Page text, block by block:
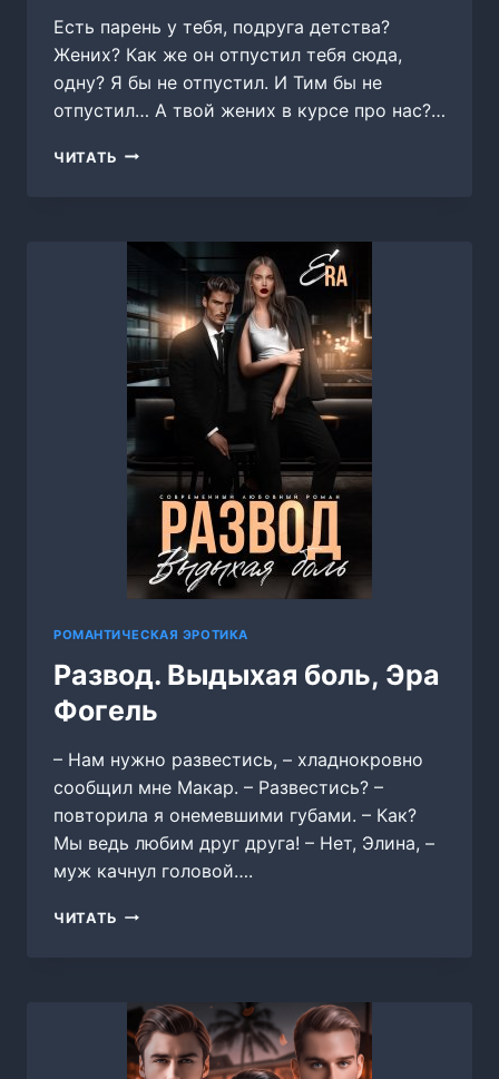
Есть парень у тебя, подруга детства?
Жених? Как же он отпустил тебя сюда,
одну? Я бы не отпустил. И Тим бы не
отпустил… А твой жених в курсе про нас?…
ЧИТАТЬ ТОЛЬКО
ЗАЙЦЕВА
РОМАНТИЧЕСКАЯ ЭРОТИКА
Развод. Выдыхая боль, Эра
Фогель
– Нам нужно развестись, – хладнокровно
сообщил мне Макар. – Развестись? –
повторила я онемевшими губами. – Как?
Мы ведь любим друг друга! – Нет, Элина, –
муж качнул головой….
ЧИТАТЬ РАЗВОД.
ФОГЕЛЬ